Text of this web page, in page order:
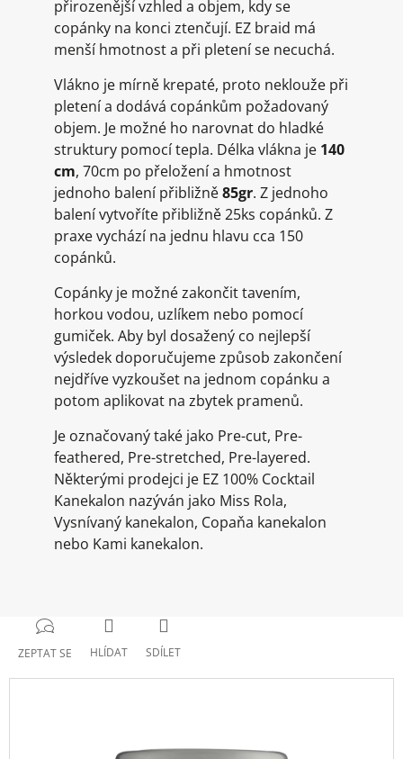
přirozenější vzhled a objem, kdy se
copánky na konci ztenčují. EZ braid má
menší hmotnost a při pletení se necuchá.
Vlákno je mírně krepaté, proto neklouže při
pletení a dodává copánkům požadovaný
objem. Je možné ho narovnat do hladké
struktury pomocí tepla. Délka vlákna je 140
cm, 70cm po přeložení a hmotnost
jednoho balení přibližně85gr. Z jednoho
balení vytvoříte přibližně 25ks copánků. Z
praxe vychází na jednu hlavu cca 150
copánků.
Copánky je možné zakončit tavením,
horkou vodou, uzlíkem nebo pomocí
gumiček. Aby byl dosažený co nejlepší
výsledek doporučujeme způsob zakončení
nejdříve vyzkoušet na jednom copánku a
potom aplikovat na zbytek pramenů.
Je označovaný také jako Pre-cut, Pre-
feathered, Pre-stretched, Pre-layered.
Některými prodejci je EZ 100% Cocktail
Kanekalon nazýván jako Miss Rola,
Vysnívaný kanekalon, Copaňa kanekalon
nebo Kami kanekalon.
ZEPTAT SE HLÍDAT SDÍLET